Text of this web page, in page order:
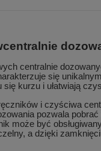
centralnie
się
kurzu i ułatwiają
i czyściwa
pozwala
może być
a dzięki